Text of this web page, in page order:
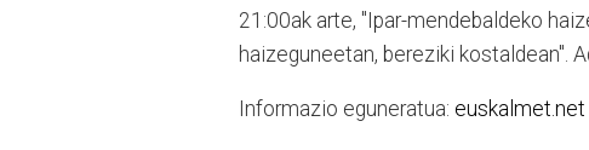
21:00ak arte, "Ipar-mendebaldeko
haizeguneetan, bereziki kostaldean".
Informazio eguneratua: euskalmet.net